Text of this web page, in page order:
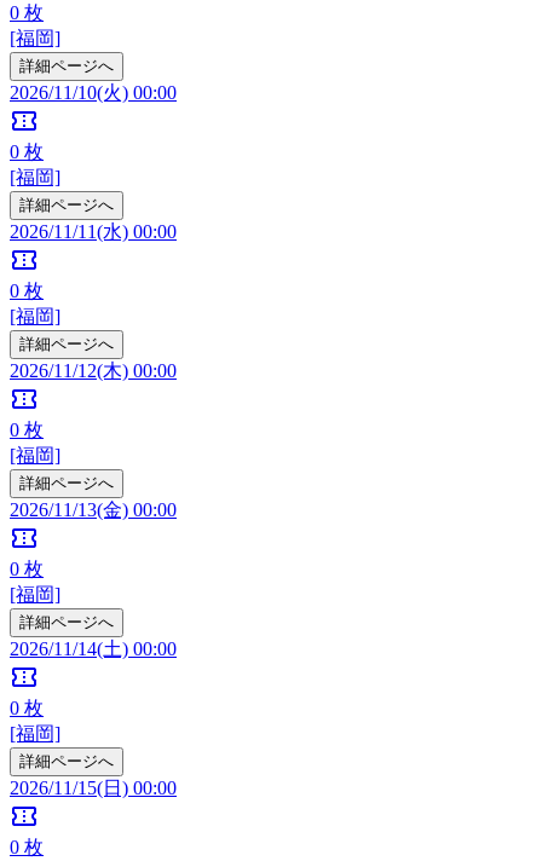
0 枚
[福岡]
詳細ページへ
2026/11/10(火) 00:00
confirmation_number
0 枚
[福岡]
詳細ページへ
2026/11/11(水) 00:00
confirmation_number
0 枚
[福岡]
詳細ページへ
2026/11/12(木) 00:00
confirmation_number
0 枚
[福岡]
詳細ページへ
2026/11/13(金) 00:00
confirmation_number
0 枚
[福岡]
詳細ページへ
2026/11/14(土) 00:00
confirmation_number
0 枚
[福岡]
詳細ページへ
2026/11/15(日) 00:00
confirmation_number
0 枚